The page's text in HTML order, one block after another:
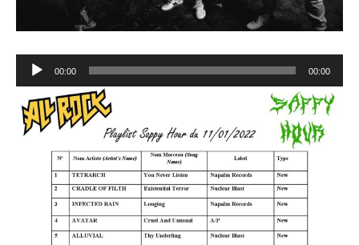
Lecteur
audio
00:00 00:00